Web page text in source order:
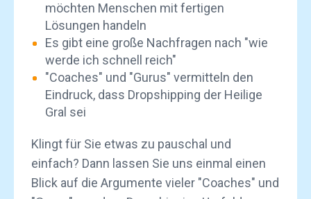
möchten Menschen mit fertigen
Lösungen handeln
Es gibt eine große Nachfragen nach "wie
werde ich schnell reich"
"Coaches" und "Gurus" vermitteln den
Eindruck, dass Dropshipping der Heilige
Gral sei
Klingt für Sie etwas zu pauschal und
einfach? Dann lassen Sie uns einmal einen
Blick auf die Argumente vieler "Coaches" und